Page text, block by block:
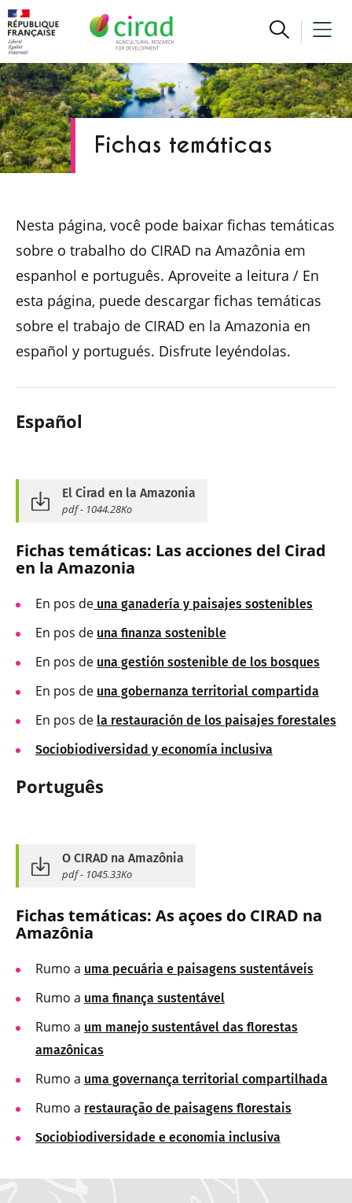
Fichas temáticas
Nesta página, você pode baixar fichas temáticas
sobre o trabalho do CIRAD na Amazônia em
espanhol e português. Aproveite a leitura / En
esta página, puede descargar fichas temáticas
sobre el trabajo de CIRAD en la Amazonia en
español y portugués. Disfrute leyéndolas.
Español
El Cirad en la Amazonia
pdf - 1044.28Ko
Fichas temáticas: Las acciones del Cirad
en la Amazonia
En pos de una ganadería y paisajes sostenibles
En pos de una finanza sostenible
En pos de una gestión sostenible de los bosques
En pos de una gobernanza territorial compartida
En pos de la restauración de los paisajes forestales
Sociobiodiversidad y economía inclusiva
Português
O CIRAD na Amazônia
pdf - 1045.33Ko
Fichas temáticas: As açoes do CIRAD na
Amazônia
Rumo a uma pecuária e paisagens sustentáveis
Rumo a uma finança sustentável
Rumo a um manejo sustentável das florestas
amazônicas
Rumo a uma governança territorial compartilhada
Rumo a restauração de paisagens florestais
Sociobiodiversidade e economia inclusiva